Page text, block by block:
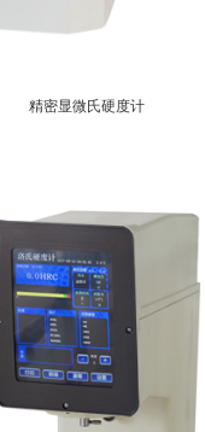
精密显微氏硬度计